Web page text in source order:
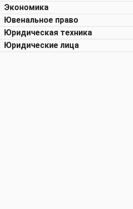
Экономика
Ювенальное право
Юридическая техника
Юридические лица